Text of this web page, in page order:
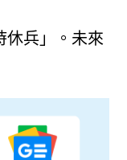
休兵」。未來